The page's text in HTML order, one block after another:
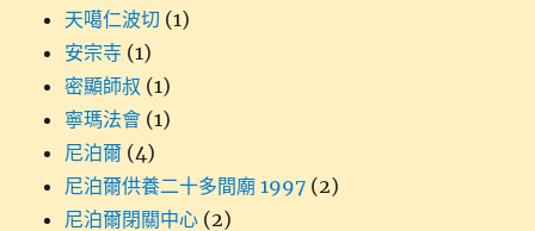
天噶仁波切 (1)
安宗寺 (1)
密顯師叔 (1)
寧瑪法會 (1)
尼泊爾 (4)
尼泊爾供養二十多間廟 1997 (2)
尼泊爾閉關中心 (2)